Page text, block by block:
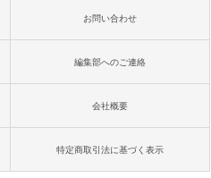
お問い合わせ
編集部へのご連絡
会社概要
特定商取引法に基づく表示